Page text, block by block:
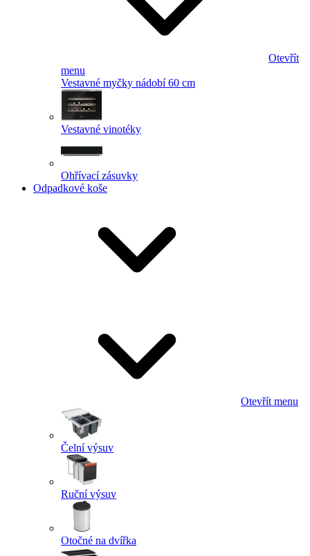
Otevřít
menu
Vestavné myčky nádobí 60 cm
Vestavné vinotéky
Ohřívací zásuvky
Odpadkové koše
Otevřít menu
Čelní výsuv
Ruční výsuv
Otočné na dvířka